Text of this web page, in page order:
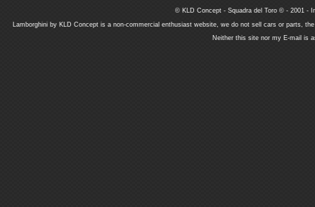
© KLD Concept - Squadra del Toro © - 2001 -
Lamborghini by KLD Concept is a non-commercial enthusiast website, we do not sell cars or parts,
Neither this site nor my E-mail is